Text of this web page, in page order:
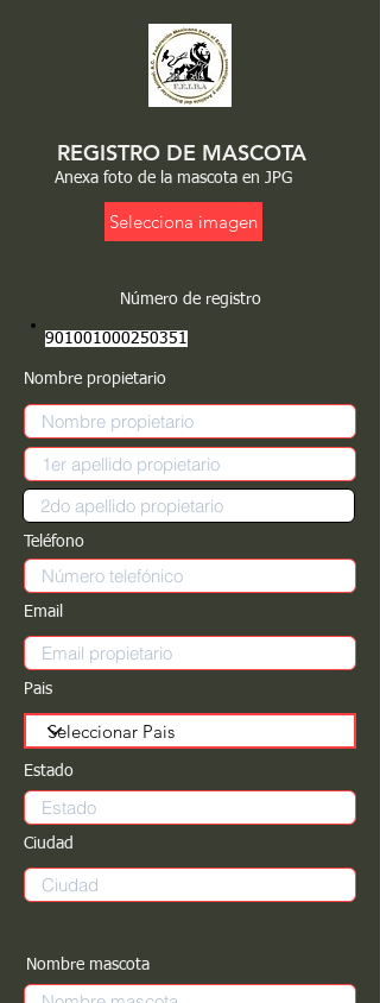
REGISTRO DE MASCOTA
Anexa foto de la mascota en JPG
Selecciona imagen
Número de registro
901001000250351
Nombre propietario
Teléfono
Email
Pais
Estado
Ciudad
Nombre mascota